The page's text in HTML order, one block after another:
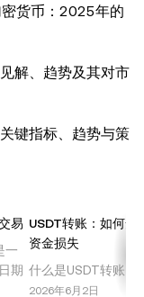
施，但对于此处表
何责任。 © 2025
使用本文 100 字
性的。整篇文章的
版权所有 © 2025
文章名称并包含
用)]，© 2025
具生成或辅助生
货币：2025年的
解、趋势及其对市
键指标、趋势与策
易
一
期
市
USDT转账：如何
资金损失
什么是USDT转账？
货币市场中最广泛
2026年6月2日